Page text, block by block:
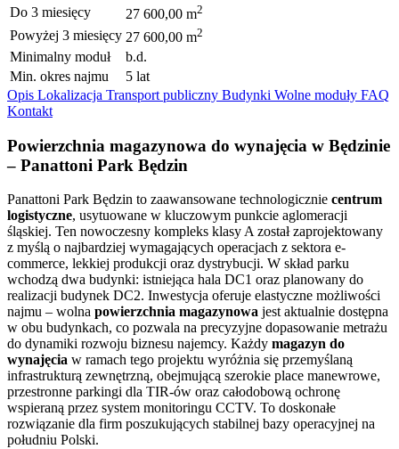
Do 3 miesięcy 27 600,00 m2
Powyżej 3 miesięcy 27 600,00 m2
Minimalny moduł
b.d.
Min. okres najmu
5 lat
Opis Lokalizacja Transport publiczny Budynki Wolne moduły FAQ
Kontakt
Powierzchnia magazynowa do wynajęcia w Będzinie
– Panattoni Park Będzin
Panattoni Park Będzin to zaawansowane technologicznie centrum
logistyczne, usytuowane w kluczowym punkcie aglomeracji
śląskiej. Ten nowoczesny kompleks klasy A został zaprojektowany
z myślą o najbardziej wymagających operacjach z sektora e-
commerce, lekkiej produkcji oraz dystrybucji. W skład parku
wchodzą dwa budynki: istniejąca hala DC1 oraz planowany do
realizacji budynek DC2. Inwestycja oferuje elastyczne możliwości
najmu – wolna powierzchnia magazynowa jest aktualnie dostępna
w obu budynkach, co pozwala na precyzyjne dopasowanie metrażu
do dynamiki rozwoju biznesu najemcy. Każdy magazyn do
wynajęcia w ramach tego projektu wyróżnia się przemyślaną
infrastrukturą zewnętrzną, obejmującą szerokie place manewrowe,
przestronne parkingi dla TIR-ów oraz całodobową ochronę
wspieraną przez system monitoringu CCTV. To doskonałe
rozwiązanie dla firm poszukujących stabilnej bazy operacyjnej na
południu Polski.